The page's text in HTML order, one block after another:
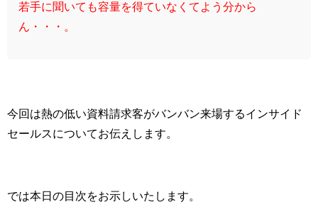
若手に聞いても容量を得ていなくてよう分から
ん・・・。
今回は熱の低い資料請求客がバンバン来場するインサイド
セールスについてお伝えします。
では本日の目次をお示しいたします。